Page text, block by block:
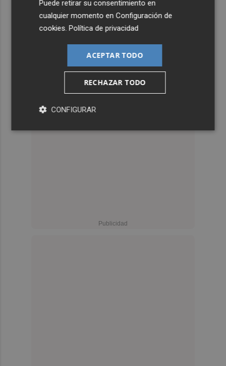
Puede retirar su consentimiento en
cualquier momento enConfiguración de
cookies .Política de privacidad
ACEPTAR TODO
RECHAZAR TODO
CONFIGURAR